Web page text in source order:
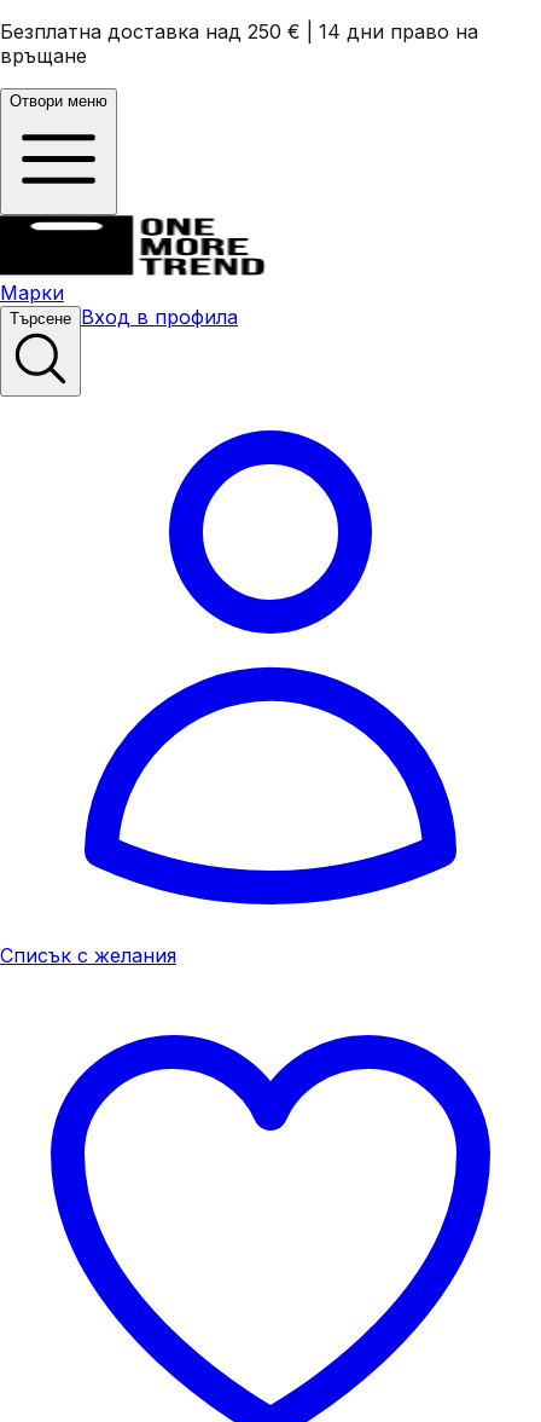
Безплатна доставка над 250 €
14 дни право на
връщане
Отвори меню
Марки
Търсене Вход в профила
Списък с желания